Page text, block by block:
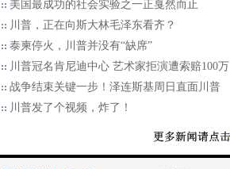
美国最成功的社会实验之一正戛然而止
川普，正在向斯大林毛泽东看齐？
泰柬停火，川普并没有“缺席”
川普冠名肯尼迪中心 艺术家拒演遭索赔100万
战争结束关键一步！泽连斯基周日直面川普
川普发了个视频，炸了！